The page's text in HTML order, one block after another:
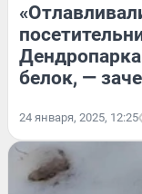
белок, —
24 января, 2025, 12:25